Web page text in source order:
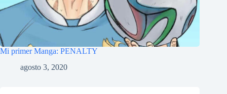
Mi primer Manga: PENALTY
agosto 3, 2020